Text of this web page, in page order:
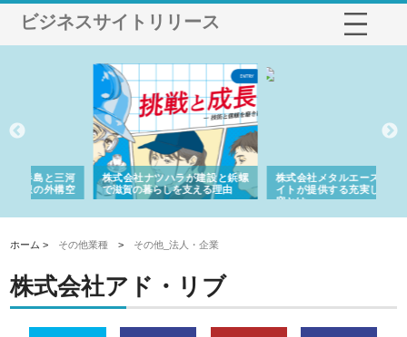
ビジネスサイトリリース
株式会社ナツハラが建設と鋲螺
で滋賀の暮らしを支える理由
株式会社メタルエースの企業サ
イトが提供する充実した情報内
容とは
ホーム > その他業種 > その他_法人・企業
株式会社アド・リブ